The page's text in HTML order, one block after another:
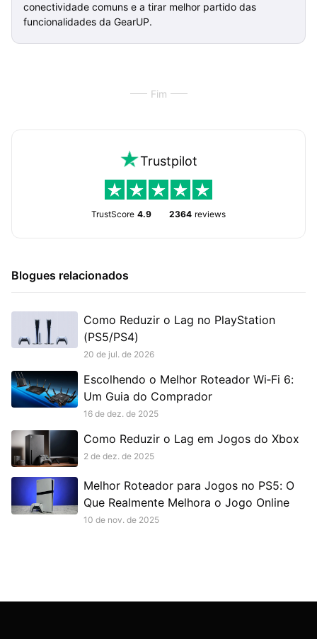
conectividade comuns e a tirar melhor partido das
funcionalidades da GearUP.
Fim
Trustpilot
TrustScore 4.9 2364 reviews
Blogues relacionados
Como Reduzir o Lag no PlayStation
(PS5/PS4)
20 de jul. de 2026
Escolhendo o Melhor Roteador Wi‑Fi 6:
Um Guia do Comprador
16 de dez. de 2025
Como Reduzir o Lag em Jogos do Xbox
2 de dez. de 2025
Melhor Roteador para Jogos no PS5: O
Que Realmente Melhora o Jogo Online
10 de nov. de 2025